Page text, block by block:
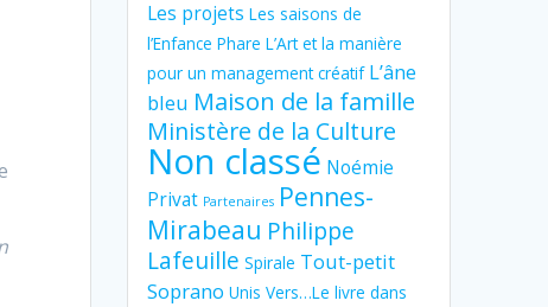
Les projets Les saisons de
l’Enfance Phare L’Art et la manière
pour un management créatif L’âne
bleu Maison de la famille
Ministère de la Culture
Non classé Noémie
Privat Partenaires Pennes-
Mirabeau Philippe
Lafeuille Spirale Tout-petit
Soprano Unis Vers…Le livre dans